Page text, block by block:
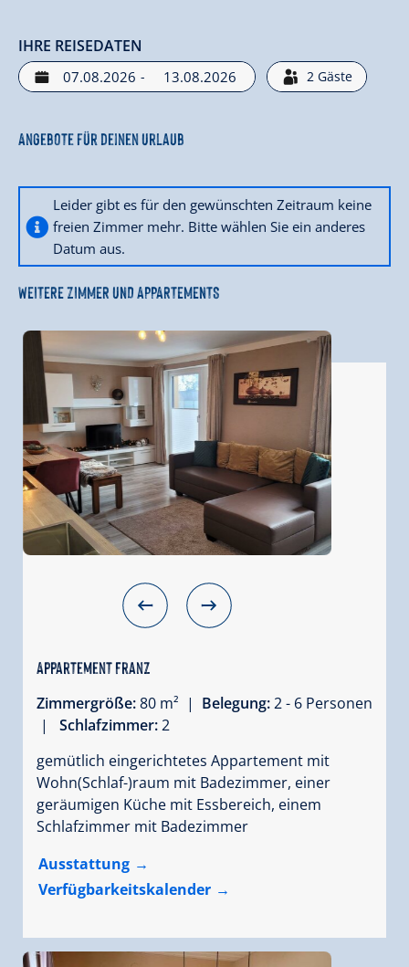
IHRE REISEDATEN
- 2 Gäste
Angebote für deinen Urlaub
Leider gibt es für den gewünschten Zeitraum keine
freien Zimmer mehr. Bitte wählen Sie ein anderes
Datum aus.
WEITERE ZIMMER UND APPARTEMENTS
Appartement Franz
Zimmergröße:80 m² | Belegung:2 - 6 Personen
|
Schlafzimmer:2
gemütlich eingerichtetes Appartement mit
Wohn(Schlaf-)raum mit Badezimmer, einer
geräumigen Küche mit Essbereich, einem
Schlafzimmer mit Badezimmer
Ausstattung
Verfügbarkeitskalender